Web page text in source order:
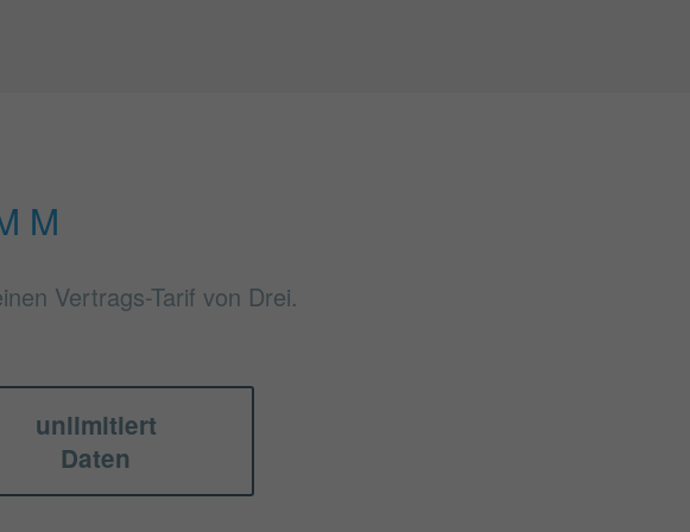
M
Vertrags-Tarif von Drei.
unlimitiert
Daten